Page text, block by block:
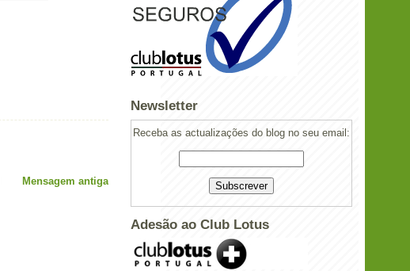
Mensagem antiga
Newsletter
Receba as actualizações do blog no seu email:
Adesão ao Club Lotus